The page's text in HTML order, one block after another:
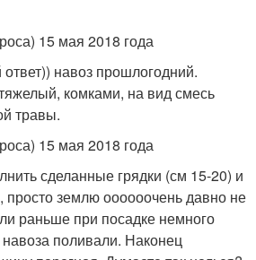
15 мая 2018 года
навоз прошлогодний.
комками, на вид смесь
травы.
15 мая 2018 года
сделанные грядки (см 15-20) и
просто землю оооооочень давно не
раньше при посадке немного
поливали. Наконец